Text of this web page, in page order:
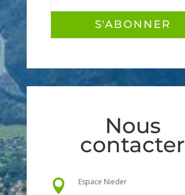
S'ABONNER
Nous
contacter
 Espace Nieder